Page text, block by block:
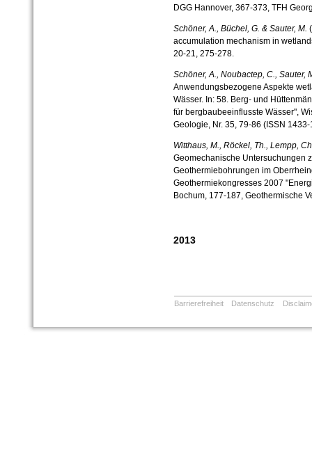
DGG Hannover, 367-373, TFH
Schöner, A., Büchel, G. & Sauter, M.
accumulation mechanism in
20-21, 275-278.
Schöner, A., Noubactep, C., Sauter,
Anwendungsbezogene Aspekte
Wässer. In: 58. Berg- und
für bergbaubeeinflusste Wässer",
Geologie, Nr. 35, 79-86 (ISSN
Witthaus, M., Röckel, Th., Lempp,
Geomechanische Untersuchungen
Geothermiebohrungen im
Geothermiekongresses 2007
Bochum, 177-187, Geothermische
2013
Barrierefreiheit Datenschutz